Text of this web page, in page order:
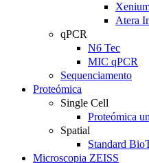
Atera
qPCR
N6 Tec
MIC qPCR
Sequenciamento
Proteómica
Single Cell
Proteómica
Spatial
Standard
Microscopia ZEISS